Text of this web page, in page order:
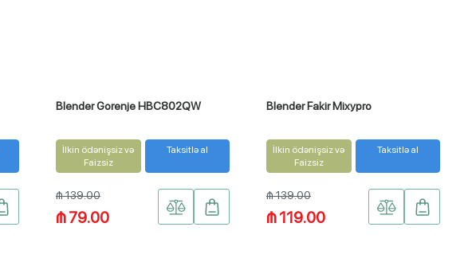
Blender Gorenje HBC802QW
İlkin ödənişsiz və
Faizsiz
Taksitlə al
₼ 139.00
₼ 79.00
Blender Fakir Mixypro
İlkin ödənişsiz və
Faizsiz
Taksitlə al
₼ 139.00
₼ 119.00